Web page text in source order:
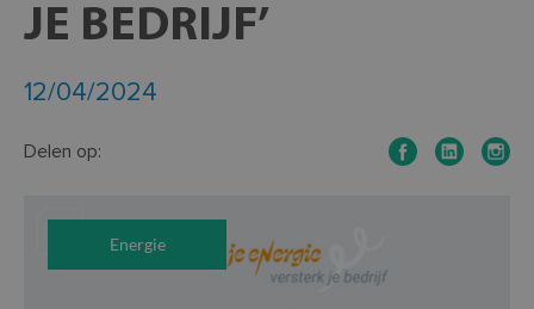
JE BEDRIJF’
12/04/2024
Delen op:
Energie